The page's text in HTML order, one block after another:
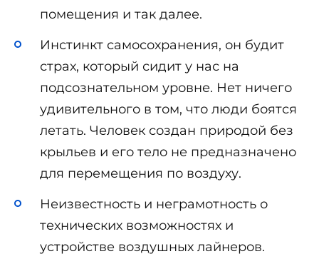
помещения и так далее.
Инстинкт самосохранения, он будит
страх, который сидит у нас на
подсознательном уровне. Нет ничего
удивительного в том, что люди боятся
летать. Человек создан природой без
крыльев и его тело не предназначено
для перемещения по воздуху.
Неизвестность и неграмотность о
технических возможностях и
устройстве воздушных лайнеров.